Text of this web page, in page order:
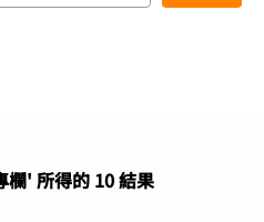
' 所得的 10 結果